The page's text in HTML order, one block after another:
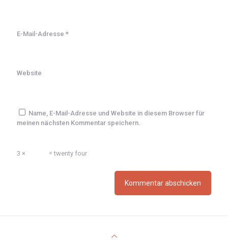
E-Mail-Adresse *
Website
Name, E-Mail-Adresse und Website in diesem Browser für
meinen nächsten Kommentar speichern.
3 × = twenty four